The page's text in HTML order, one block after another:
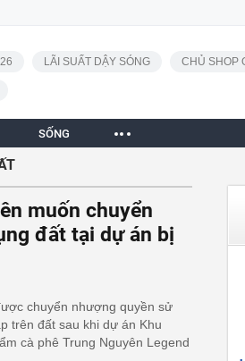
LÃI SUẤT DẬY SÓNG CHỦ SHOP
SỐNG
muốn chuyển
đất tại dự án bị
chuyển nhượng quyền sử
trên đất sau khi dự án Khu
cà phê Trung Nguyên Legend